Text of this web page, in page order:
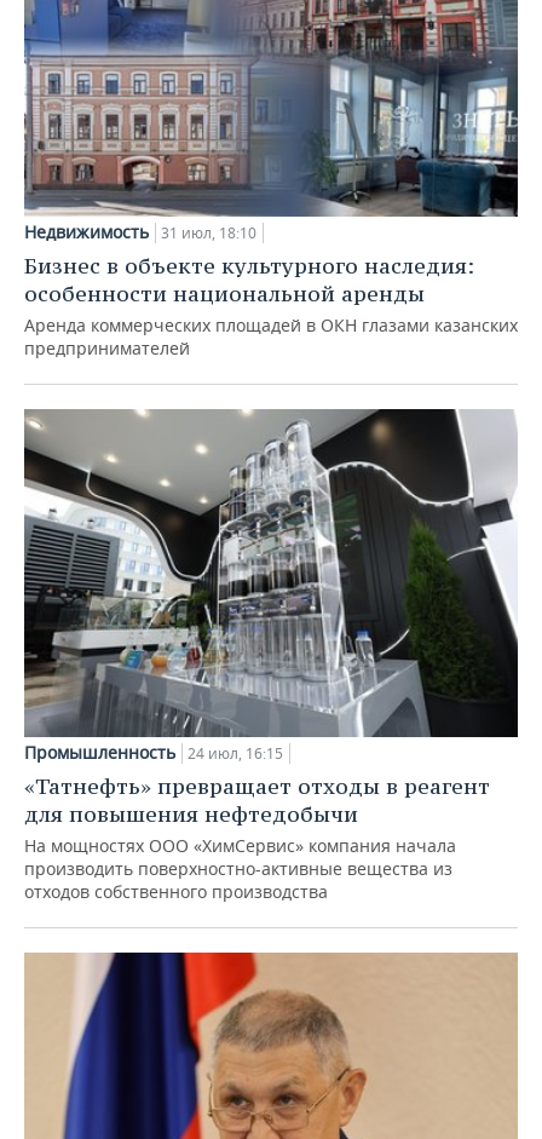
Недвижимость 31 июл, 18:10
Бизнес в объекте культурного наследия:
особенности национальной аренды
Аренда коммерческих площадей в ОКН глазами казанских
предпринимателей
Промышленность 24 июл, 16:15
«Татнефть» превращает отходы в реагент
для повышения нефтедобычи
На мощностях ООО «ХимСервис» компания начала
производить поверхностно-активные вещества из
отходов собственного производства